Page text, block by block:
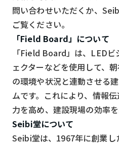
問い合わせいただくか、
ご覧ください。
「Field Board」について
「Field Board」は、LED
ェクターなどを使用して、
の環境や状況と連動させる
ムです。これにより、情報
力を高め、建設現場の効率を
Seibi堂について
Seibi堂は、1967年に創業し